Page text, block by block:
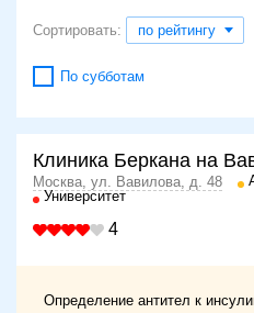
Сортировать: по рейтингу
По субботам
Клиника Беркана на
Москва, ул. Вавилова, д. 48
Университет
4
Определение антител к